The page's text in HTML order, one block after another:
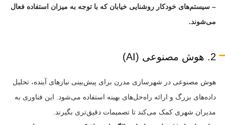
– سیستم‌های خودکار روشنایی خیابان که با توجه به میزان استفاده فعال
می‌شوند.
2. هوش مصنوعی (AI)
هوش مصنوعی در شهرسازی مدرن برای پیش‌بینی نیازهای آینده، تحلیل
داده‌های بزرگ و ارائه راه‌حل‌های بهینه استفاده می‌شود. این فناوری به
مدیران شهری کمک می‌کند تا تصمیمات دقیق‌تری بگیرند.